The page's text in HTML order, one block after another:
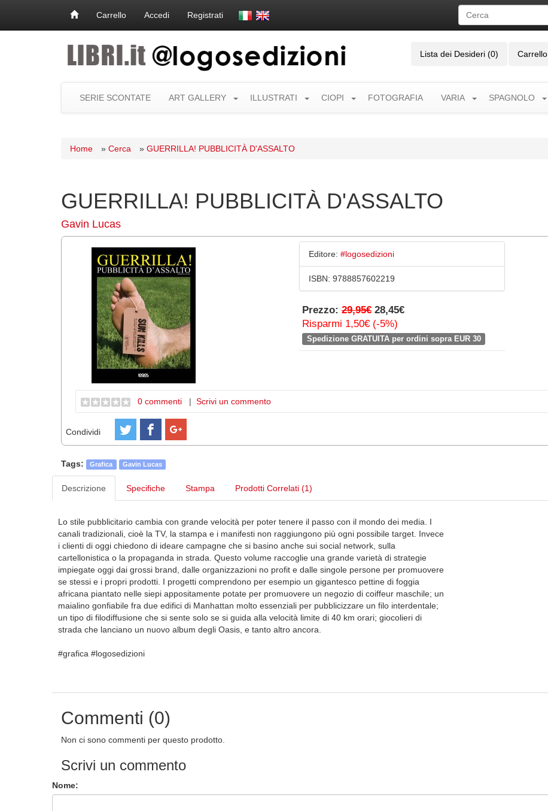
Carrello Accedi Registrati
Lista dei Desideri (0) Carrello
SERIE SCONTATE ART GALLERY ILLUSTRATI CIOPI FOTOGRAFIA VARIA SPAGNOLO
Home » Cerca » GUERRILLA! PUBBLICITÀ D'ASSALTO
GUERRILLA! PUBBLICITÀ D'ASSALTO
Gavin Lucas
Editore: #logosedizioni
ISBN: 9788857602219
Prezzo: 29,95€ 28,45€
Risparmi 1,50€ (-5%)
Spedizione GRATUITA per ordini sopra EUR 30
0 commenti | Scrivi un commento
Condividi
Tags: Grafica Gavin Lucas
Descrizione Specifiche Stampa Prodotti Correlati (1)
Lo stile pubblicitario cambia con grande velocità per poter tenere il passo con il mondo dei media. I
canali tradizionali, cioè la TV, la stampa e i manifesti non raggiungono più ogni possibile target. Invece
i clienti di oggi chiedono di ideare campagne che si basino anche sui social network, sulla
cartellonistica o la propaganda in strada. Questo volume raccoglie una grande varietà di strategie
impiegate oggi dai grossi brand, dalle organizzazioni no profit e dalle singole persone per promuovere
se stessi e i propri prodotti. I progetti comprendono per esempio un gigantesco pettine di foggia
africana piantato nelle siepi appositamente potate per promuovere un negozio di coiffeur maschile; un
maialino gonfiabile fra due edifici di Manhattan molto essenziali per pubblicizzare un filo interdentale;
un tipo di filodiffusione che si sente solo se si guida alla velocità limite di 40 km orari; giocolieri di
strada che lanciano un nuovo album degli Oasis, e tanto altro ancora.
#grafica #logosedizioni
Commenti (0)
Non ci sono commenti per questo prodotto.
Scrivi un commento
Nome: